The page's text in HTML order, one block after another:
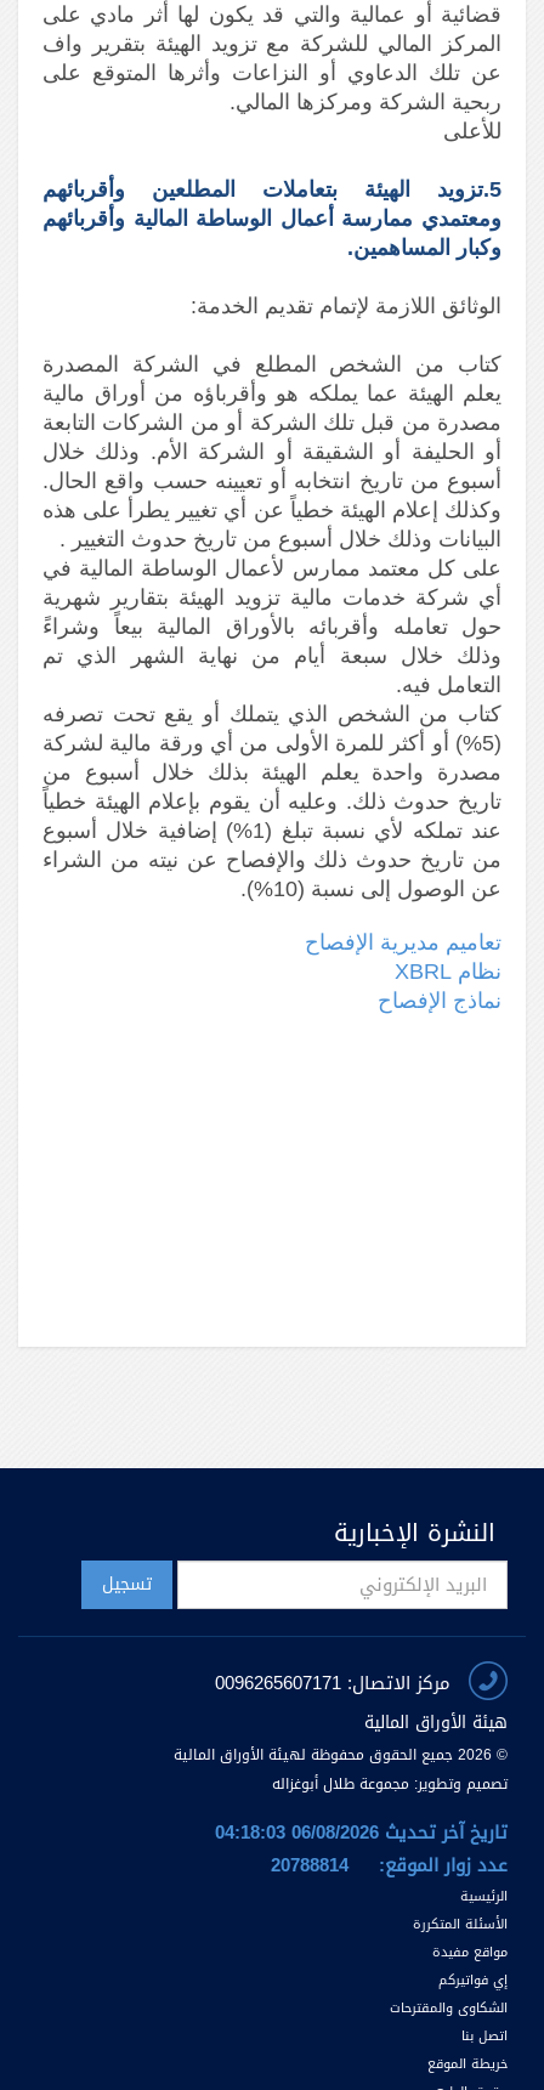
قضائية أو عمالية والتي قد يكون لها أثر مادي على
المركز المالي للشركة مع تزويد الهيئة بتقرير واف
عن تلك الدعاوي أو النزاعات وأثرها المتوقع على
ربحية الشركة ومركزها المالي.
للأعلى
5.تزويد الهيئة بتعاملات المطلعين وأقربائهم
ومعتمدي ممارسة أعمال الوساطة المالية وأقربائهم
وكبار المساهمين.
الوثائق اللازمة لإتمام تقديم الخدمة:
كتاب من الشخص المطلع في الشركة المصدرة
يعلم الهيئة عما يملكه هو وأقرباؤه من أوراق مالية
مصدرة من قبل تلك الشركة أو من الشركات التابعة
أو الحليفة أو الشقيقة أو الشركة الأم. وذلك خلال
أسبوع من تاريخ انتخابه أو تعيينه حسب واقع الحال.
وكذلك إعلام الهيئة خطياً عن أي تغيير يطرأ على هذه
البيانات وذلك خلال أسبوع من تاريخ حدوث التغيير .
على كل معتمد ممارس لأعمال الوساطة المالية في
أي شركة خدمات مالية تزويد الهيئة بتقارير شهرية
حول تعامله وأقربائه بالأوراق المالية بيعاً وشراءً
وذلك خلال سبعة أيام من نهاية الشهر الذي تم
التعامل فيه.
كتاب من الشخص الذي يتملك أو يقع تحت تصرفه
(5%) أو أكثر للمرة الأولى من أي ورقة مالية لشركة
مصدرة واحدة يعلم الهيئة بذلك خلال أسبوع من
تاريخ حدوث ذلك. وعليه أن يقوم بإعلام الهيئة خطياً
عند تملكه لأي نسبة تبلغ (1%) إضافية خلال أسبوع
من تاريخ حدوث ذلك والإفصاح عن نيته من الشراء
عن الوصول إلى نسبة (10%).
تعاميم مديرية الإفصاح
نظام XBRL
نماذج الإفصاح
النشرة الإخبارية
مركز الاتصال: 0096265607171
هيئة الأوراق المالية
© 2026 جميع الحقوق محفوظة لهيئة الأوراق المالية
تصميم وتطوير: مجموعة طلال أبوغزاله
تاريخ آخر تحديث 06/08/2026 04:18:03
عدد زوار الموقع:
20788814
الرئيسية
الأسئلة المتكررة
مواقع مفيدة
إي فواتيركم
الشكاوى والمقترحات
اتصل بنا
خريطة الموقع